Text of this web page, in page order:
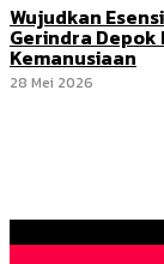
Wujudkan
Gerindra
Kemanusiaan
28 Mei 2026